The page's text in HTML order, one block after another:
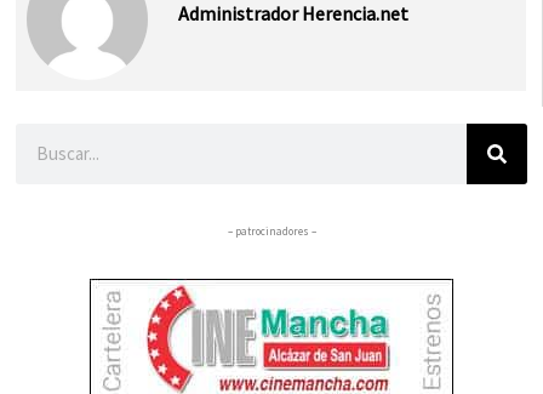
Administrador Herencia.net
– patrocinadores –